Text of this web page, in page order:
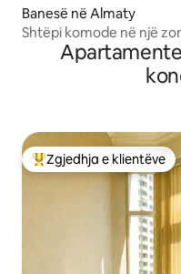
Banesë në Almaty
Shtëpi komode në një
Më të mirat e
Zgjedhja e klientëve